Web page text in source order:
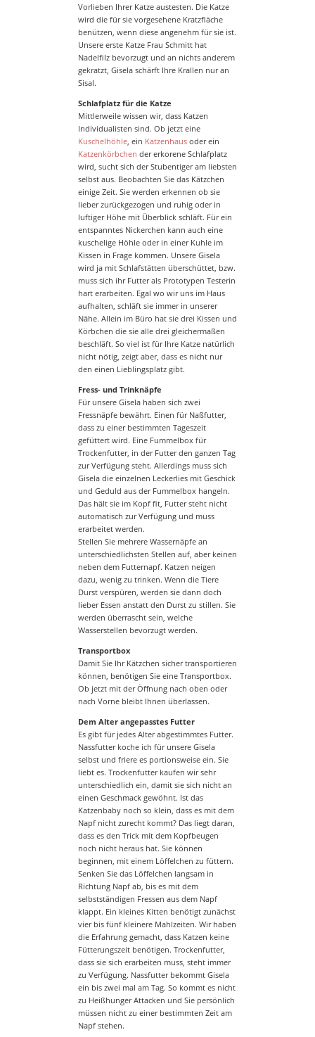
Vorlieben Ihrer Katze austesten. Die Katze
wird die für sie vorgesehene Kratzfläche
benützen, wenn diese angenehm für sie ist.
Unsere erste Katze Frau Schmitt hat
Nadelfilz bevorzugt und an nichts anderem
gekratzt, Gisela schärft Ihre Krallen nur an
Sisal.
Schlafplatz für die Katze
Mittlerweile wissen wir, dass Katzen
Individualisten sind. Ob jetzt eine
Kuschelhöhle, ein Katzenhausoder ein
Katzenkörbchen der erkorene Schlafplatz
wird, sucht sich der Stubentiger am liebsten
selbst aus. Beobachten Sie das Kätzchen
einige Zeit. Sie werden erkennen ob sie
lieber zurückgezogen und ruhig oder in
luftiger Höhe mit Überblick schläft. Für ein
entspanntes Nickerchen kann auch eine
kuschelige Höhle oder in einer Kuhle im
Kissen in Frage kommen. Unsere Gisela
wird ja mit Schlafstätten überschüttet, bzw.
muss sich ihr Futter als Prototypen Testerin
hart erarbeiten. Egal wo wir uns im Haus
aufhalten, schläft sie immer in unserer
Nähe. Allein im Büro hat sie drei Kissen und
Körbchen die sie alle drei gleichermaßen
beschläft. So viel ist für Ihre Katze natürlich
nicht nötig, zeigt aber, dass es nicht nur
den einen Lieblingsplatz gibt.
Fress- und Trinknäpfe
Für unsere Gisela haben sich zwei
Fressnäpfe bewährt. Einen für Naßfutter,
dass zu einer bestimmten Tageszeit
gefüttert wird. Eine Fummelbox für
Trockenfutter, in der Futter den ganzen Tag
zur Verfügung steht. Allerdings muss sich
Gisela die einzelnen Leckerlies mit Geschick
und Geduld aus der Fummelbox hangeln.
Das hält sie im Kopf fit, Futter steht nicht
automatisch zur Verfügung und muss
erarbeitet werden.
Stellen Sie mehrere Wassernäpfe an
unterschiedlichsten Stellen auf, aber keinen
neben dem Futternapf. Katzen neigen
dazu, wenig zu trinken. Wenn die Tiere
Durst verspüren, werden sie dann doch
lieber Essen anstatt den Durst zu stillen. Sie
werden überrascht sein, welche
Wasserstellen bevorzugt werden.
Transportbox
Damit Sie Ihr Kätzchen sicher transportieren
können, benötigen Sie eine Transportbox.
Ob jetzt mit der Öffnung nach oben oder
nach Vorne bleibt Ihnen überlassen.
Dem Alter angepasstes Futter
Es gibt für jedes Alter abgestimmtes Futter.
Nassfutter koche ich für unsere Gisela
selbst und friere es portionsweise ein. Sie
liebt es. Trockenfutter kaufen wir sehr
unterschiedlich ein, damit sie sich nicht an
einen Geschmack gewöhnt. Ist das
Katzenbaby noch so klein, dass es mit dem
Napf nicht zurecht kommt? Das liegt daran,
dass es den Trick mit dem Kopfbeugen
noch nicht heraus hat. Sie können
beginnen, mit einem Löffelchen zu füttern.
Senken Sie das Löffelchen langsam in
Richtung Napf ab, bis es mit dem
selbstständigen Fressen aus dem Napf
klappt. Ein kleines Kitten benötigt zunächst
vier bis fünf kleinere Mahlzeiten. Wir haben
die Erfahrung gemacht, dass Katzen keine
Fütterungszeit benötigen. Trockenfutter,
dass sie sich erarbeiten muss, steht immer
zu Verfügung. Nassfutter bekommt Gisela
ein bis zwei mal am Tag. So kommt es nicht
zu Heißhunger Attacken und Sie persönlich
müssen nicht zu einer bestimmten Zeit am
Napf stehen.